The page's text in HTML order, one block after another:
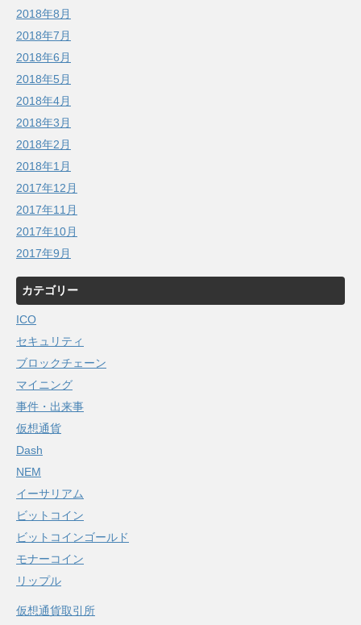
2018年8月
2018年7月
2018年6月
2018年5月
2018年4月
2018年3月
2018年2月
2018年1月
2017年12月
2017年11月
2017年10月
2017年9月
カテゴリー
ICO
セキュリティ
ブロックチェーン
マイニング
事件・出来事
仮想通貨
Dash
NEM
イーサリアム
ビットコイン
ビットコインゴールド
モナーコイン
リップル
仮想通貨取引所